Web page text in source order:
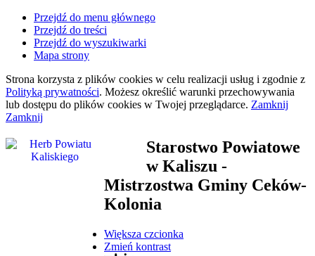
Przejdź do menu głównego
Przejdź do treści
Przejdź do wyszukiwarki
Mapa strony
Strona korzysta z plików cookies w celu realizacji usług i zgodnie z
Polityką prywatności. Możesz określić warunki przechowywania
lub dostępu do plików cookies w Twojej przeglądarce. Zamknij
Zamknij
Starostwo Powiatowe
w Kaliszu -
Mistrzostwa Gminy Ceków-
Kolonia
Większa czcionka
Zmień kontrast